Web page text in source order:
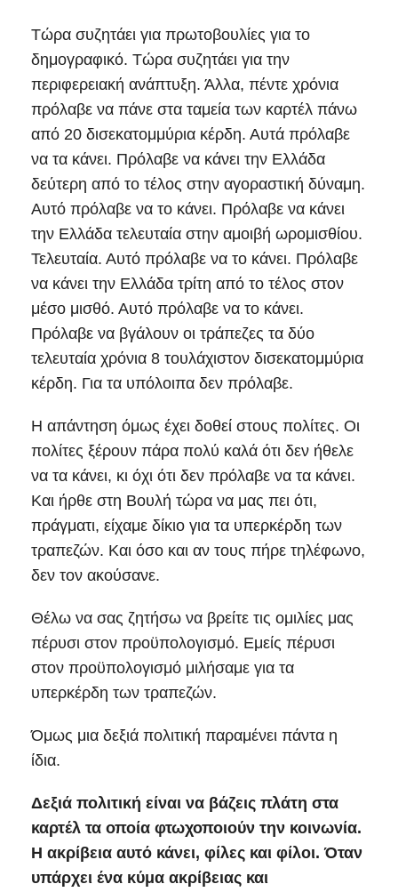
Τώρα συζητάει για πρωτοβουλίες για το
δημογραφικό. Τώρα συζητάει για την
περιφερειακή ανάπτυξη. Άλλα, πέντε χρόνια
πρόλαβε να πάνε στα ταμεία των καρτέλ πάνω
από 20 δισεκατομμύρια κέρδη. Αυτά πρόλαβε
να τα κάνει. Πρόλαβε να κάνει την Ελλάδα
δεύτερη από το τέλος στην αγοραστική δύναμη.
Αυτό πρόλαβε να το κάνει. Πρόλαβε να κάνει
την Ελλάδα τελευταία στην αμοιβή ωρομισθίου.
Τελευταία. Αυτό πρόλαβε να το κάνει. Πρόλαβε
να κάνει την Ελλάδα τρίτη από το τέλος στον
μέσο μισθό. Αυτό πρόλαβε να το κάνει.
Πρόλαβε να βγάλουν οι τράπεζες τα δύο
τελευταία χρόνια 8 τουλάχιστον δισεκατομμύρια
κέρδη. Για τα υπόλοιπα δεν πρόλαβε.
Η απάντηση όμως έχει δοθεί στους πολίτες. Οι
πολίτες ξέρουν πάρα πολύ καλά ότι δεν ήθελε
να τα κάνει, κι όχι ότι δεν πρόλαβε να τα κάνει.
Και ήρθε στη Βουλή τώρα να μας πει ότι,
πράγματι, είχαμε δίκιο για τα υπερκέρδη των
τραπεζών. Και όσο και αν τους πήρε τηλέφωνο,
δεν τον ακούσανε.
Θέλω να σας ζητήσω να βρείτε τις ομιλίες μας
πέρυσι στον προϋπολογισμό. Εμείς πέρυσι
στον προϋπολογισμό μιλήσαμε για τα
υπερκέρδη των τραπεζών.
Όμως μια δεξιά πολιτική παραμένει πάντα η
ίδια.
Δεξιά πολιτική είναι να βάζεις πλάτη στα
καρτέλ τα οποία φτωχοποιούν την κοινωνία.
Η ακρίβεια αυτό κάνει, φίλες και φίλοι. Όταν
υπάρχει ένα κύμα ακρίβειας και